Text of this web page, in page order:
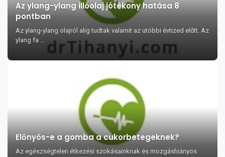
Az ylang-ylang illóolaj jótékony hatása 8
pontban
Az ylang-ylang olajról alig tudtak valamit az utóbbi évtized előtt. Az
ylang fa ...
Előnyös-e a gomba a cukorbetegeknek?
Az egészségtelen étkezési szokásainknak és mozgáshiányos